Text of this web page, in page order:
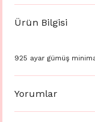
Ürün Bilgisi
925 ayar gümüş
Yorumlar